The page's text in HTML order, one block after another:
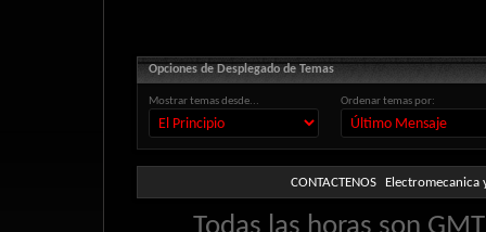
Opciones de Desplegado de Temas
Mostrar temas desde... Ordenar temas por:
CONTACTENOS Electromecanica